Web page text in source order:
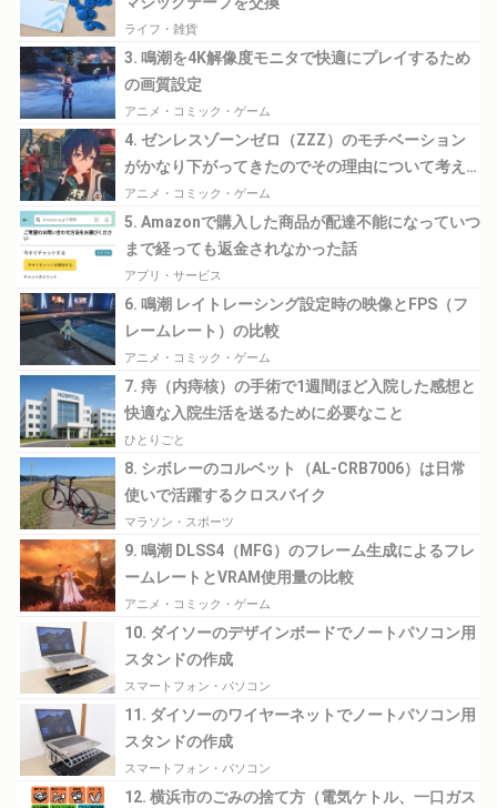
ライフ・雑貨
3. 鳴潮を4K解像度モニタで快適にプレイするため
の画質設定
アニメ・コミック・ゲーム
4. ゼンレスゾーンゼロ（ZZZ）のモチベーション
がかなり下がってきたのでその理由について考え
てみる
アニメ・コミック・ゲーム
5. Amazonで購入した商品が配達不能になっていつ
まで経っても返金されなかった話
アプリ・サービス
6. 鳴潮 レイトレーシング設定時の映像とFPS（フ
レームレート）の比較
アニメ・コミック・ゲーム
7. 痔（内痔核）の手術で1週間ほど入院した感想と
快適な入院生活を送るために必要なこと
ひとりごと
8. シボレーのコルベット（AL-CRB7006）は日常
使いで活躍するクロスバイク
マラソン・スポーツ
9. 鳴潮 DLSS4（MFG）のフレーム生成によるフレ
ームレートとVRAM使用量の比較
アニメ・コミック・ゲーム
10. ダイソーのデザインボードでノートパソコン用
スタンドの作成
スマートフォン・パソコン
11. ダイソーのワイヤーネットでノートパソコン用
スタンドの作成
スマートフォン・パソコン
12. 横浜市のごみの捨て方（電気ケトル、一口ガス